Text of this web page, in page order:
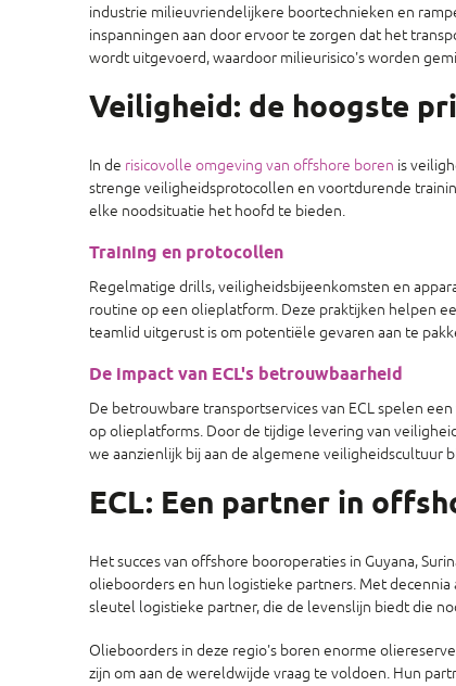
industrie milieuvriendelijkere boortechnieken en
inspanningen aan door ervoor te zorgen dat het
wordt uitgevoerd, waardoor milieurisico's worden
Veiligheid: de hoogste
In de risicovolle omgeving van offshore boren is
strenge veiligheidsprotocollen en voortdurende
elke noodsituatie het hoofd te bieden.
Training en protocollen
Regelmatige drills, veiligheidsbijeenkomsten en
routine op een olieplatform. Deze praktijken helpen
teamlid uitgerust is om potentiële gevaren aan te
De impact van ECL's betrouwbaarheid
De betrouwbare transportservices van ECL spelen
op olieplatforms. Door de tijdige levering van
we aanzienlijk bij aan de algemene veiligheidscultuur
ECL: Een partner in
Het succes van offshore booroperaties in Guyana,
olieboorders en hun logistieke partners. Met decennia
sleutel logistieke partner, die de levenslijn biedt die
Olieboorders in deze regio's boren enorme
zijn om aan de wereldwijde vraag te voldoen. Hun